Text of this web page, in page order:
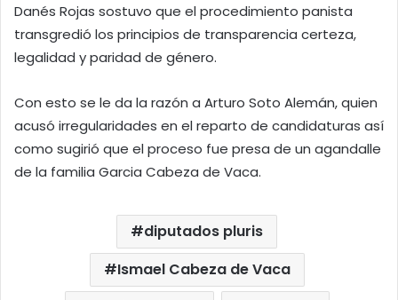
Danés Rojas sostuvo que el procedimiento panista
transgredió los principios de transparencia certeza,
legalidad y paridad de género.
Con esto se le da la razón a Arturo Soto Alemán, quien
acusó irregularidades en el reparto de candidaturas así
como sugirió que el proceso fue presa de un agandalle
de la familia Garcia Cabeza de Vaca.
diputados pluris
Ismael Cabeza de Vaca